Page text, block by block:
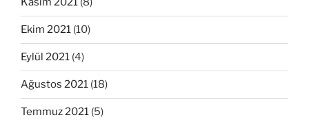
Ekim 2021 (10)
Eylül 2021 (4)
Ağustos 2021 (18)
Temmuz 2021 (5)